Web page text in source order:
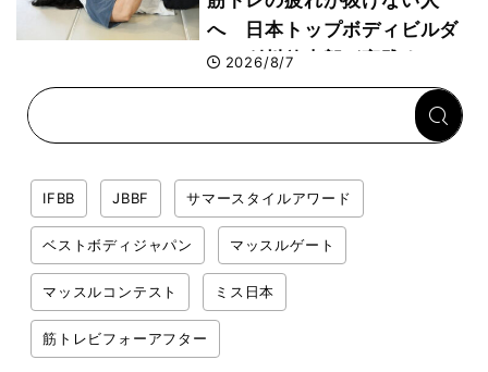
へ 日本トップボディビルダ
ー・刈川啓志郎が実践する
「回復習慣」
2026/8/7
IFBB JBBF サマースタイルアワード
ベストボディジャパン マッスルゲート
マッスルコンテスト ミス日本
筋トレビフォーアフター